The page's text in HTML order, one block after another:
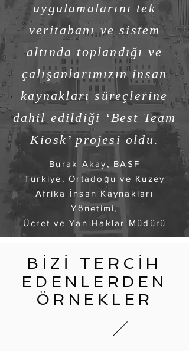
uygulamalarını tek
veritabanı ve sistem
altında toplandığı ve
çalışanlarımızın insan
kaynakları süreçlerine
dahil edildiği ‘Best Team
Kiosk’ projesi oldu.
Burak Akay, BASF
Türkiye, Ortadoğu ve Kuzey
Afrika İnsan Kaynakları
Yönetimi,
Ücret ve Yan Haklar Müdürü
BİZİ TERCİH
EDENLERDEN
ÖRNEKLER